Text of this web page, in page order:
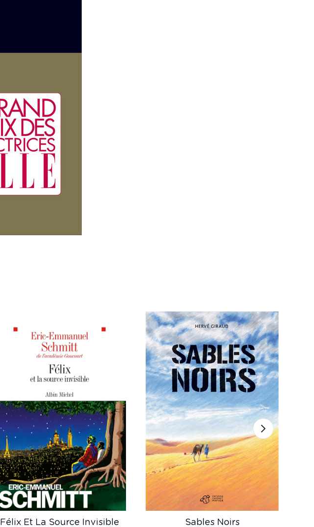
Félix Et La Source Invisible Sables Noirs